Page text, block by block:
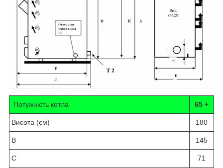
Потужність котла 65 +
Висота (см) 180
B 145
C 71